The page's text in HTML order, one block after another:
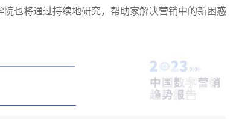
也将通过持续地研究，帮助家解决营销中的新困惑